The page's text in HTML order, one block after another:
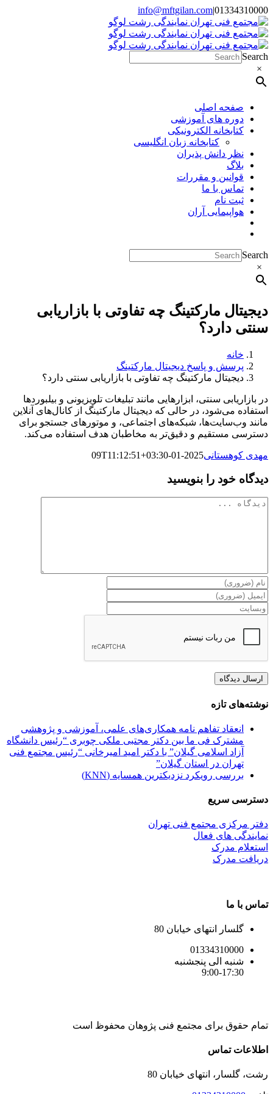
Skip
to
content
01334310000
|
info@mftgilan.com
Instagram
LinkedIn
Search
×
صفحه اصلی
دوره های آموزشی
کتابخانه الکترونیکی
کتابخانه زبان انگلیسی
نظر دانش پذیران
بلاگ
قوانین و مقررات
تماس با ما
ثبت نام
هواپیمایی آران
Search
×
دیجیتال مارکتینگ چه تفاوتی با بازاریابی
سنتی دارد؟
خانه
پرسش و پاسخ دیجیتال مارکتینگ
دیجیتال مارکتینگ چه تفاوتی با بازاریابی سنتی دارد؟
در بازاریابی سنتی، ابزارهایی مانند تبلیغات تلویزیونی و بیلبوردها
استفاده می‌شود، در حالی که دیجیتال مارکتینگ از کانال‌های آنلاین
مانند وب‌سایت‌ها، شبکه‌های اجتماعی، و موتورهای جستجو برای
دسترسی مستقیم و دقیق‌تر به مخاطبان هدف استفاده می‌کند.
مهدی کوهستانی2025-01-09T11:12:51+03:30
دیدگاه خود را بنویسید
دیدگاه
نوشته‌های تازه
انعقاد تفاهم نامه همکاری‌های علمی، آموزشی و پژوهشی
مشترک فی ما بین دکتر مجتبی ملکی چوبری “رئیس دانشگاه
آزاد اسلامی گیلان” با دکتر امید امیرخانی “رئیس مجتمع فنی
تهران در استان گیلان”
بررسی رویکرد نزدیکترین همسایه (KNN)
دسترسی سریع
دفتر مرکزی مجتمع فنی تهران
نمایندگی های فعال
استعلام مدرک
دریافت مدرک
تماس با ما
گلسار انتهای خیابان 80
01334310000
شنبه الی پنجشنبه
9:00-17:30
تمام حقوق برای مجتمع فنی پژوهان محفوظ است
Instagram
LinkedIn
Toggle
Bar
Area
اطلاعات تماس
رشت، گلسار، انتهای خیابان 80